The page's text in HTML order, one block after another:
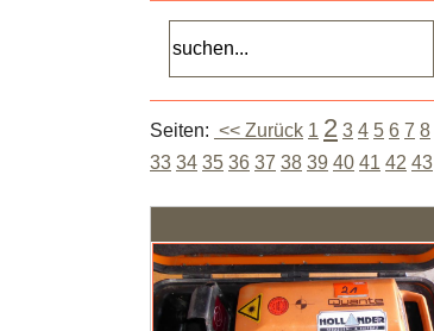
Seiten: << Zurück 1 2 3 4 5 6 7 8
33 34 35 36 37 38 39 40 41 42 43